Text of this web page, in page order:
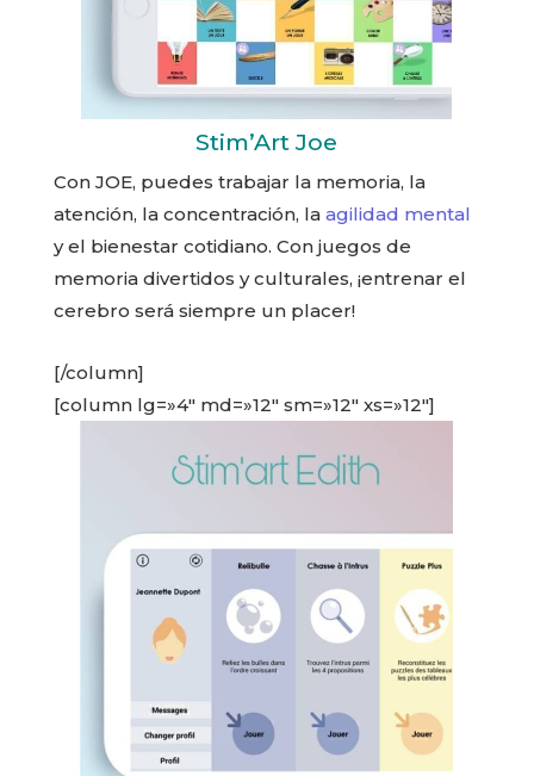
Stim’Art Joe
Con JOE, puedes trabajar la memoria, la
atención, la concentración, la agilidad mental
y el bienestar cotidiano. Con juegos de
memoria divertidos y culturales, ¡entrenar el
cerebro será siempre un placer!
[/column]
[column lg=»4″ md=»12″ sm=»12″ xs=»12″]